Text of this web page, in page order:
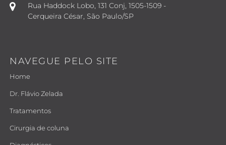
Rua Haddock Lobo, 131 Conj, 1505-1509 -
Cerqueira César, São Paulo/SP
NAVEGUE PELO SITE
Home
Dr. Flávio Zelada
Tratamentos
Cirurgia de coluna